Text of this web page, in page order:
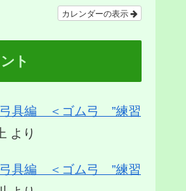
カレンダーの表示
ト
弓具編 ＜ゴム弓 ”練習
より
弓具編 ＜ゴム弓 ”練習